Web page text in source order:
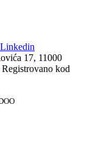
Linkedin
17, 11000
kod